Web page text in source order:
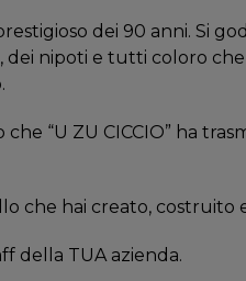
dei 90 anni. Si
dei nipoti e tutti coloro
“U ZU CICCIO” ha
che hai creato, costruito
della TUA azienda.